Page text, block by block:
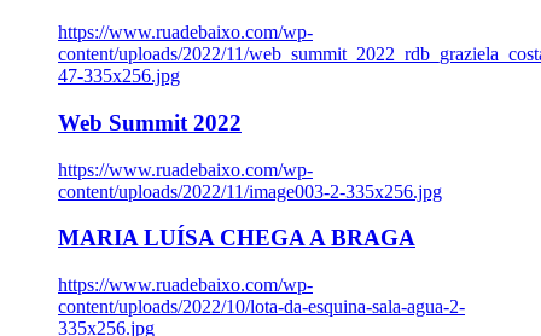
https://www.ruadebaixo.com/wp-
content/uploads/2022/11/
47-335x256.jpg
Web Summit 2022
https://www.ruadebaixo.com/wp-
content/uploads/2022/11/image003-2-335x256.jpg
MARIA LUÍSA CHEGA A BRAGA
https://www.ruadebaixo.com/wp-
content/uploads/2022/10/lota-da-esquina-sala-agua-2-
335x256.jpg